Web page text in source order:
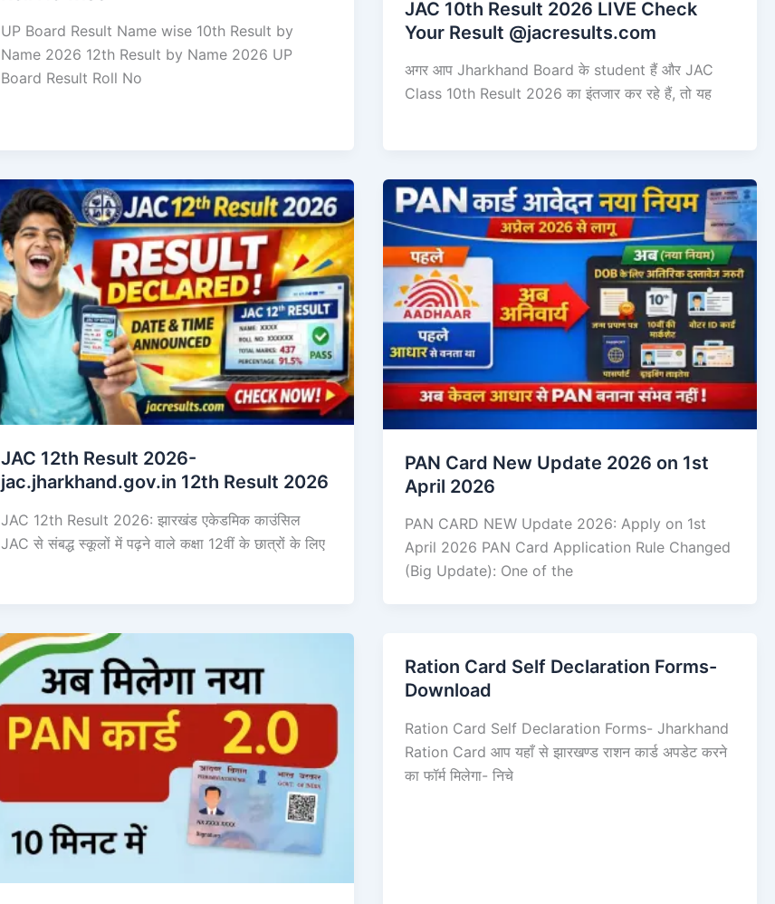
UP Board Result Name wise 10th Result by
Name 2026 12th Result by Name 2026 UP
Board Result Roll No
JAC 10th Result 2026 LIVE Check
Your Result @jacresults.com
अगर आप Jharkhand Board के student हैं और JAC
Class 10th Result 2026 का इंतजार कर रहे हैं, तो यह
JAC 12th Result 2026-
jac.jharkhand.gov.in 12th Result 2026
JAC 12th Result 2026: झारखंड एकेडमिक काउंसिल
JAC से संबद्ध स्कूलों में पढ़ने वाले कक्षा 12वीं के छात्रों के लिए
PAN Card New Update 2026 on 1st
April 2026
PAN CARD NEW Update 2026: Apply on 1st
April 2026 PAN Card Application Rule Changed
(Big Update): One of the
Ration Card Self Declaration Forms-
Download
Ration Card Self Declaration Forms- Jharkhand
Ration Card आप यहाँ से झारखण्ड राशन कार्ड अपडेट करने
का फॉर्म मिलेगा- निचे